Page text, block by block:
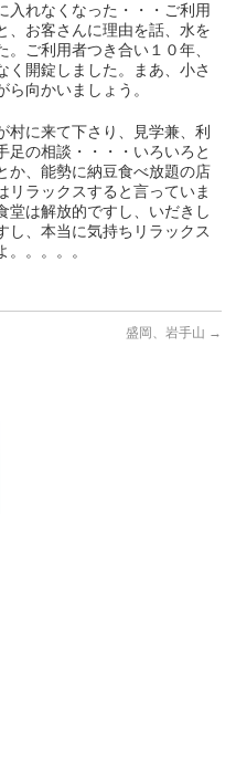
入れなくなった・・・ご利用
、お客さんに理由を話、水を
ご利用者つき合い１０年、
く開錠しました。まあ、小さ
向かいましょう。
村に来て下さり、見学兼、利
足の相談・・・・いろいろと
か、能勢に納豆食べ放題の店
リラックスすると言っていま
堂は解放的ですし、いだきし
し、本当に気持ちリラックス
。。。。。
盛岡、岩手山 →